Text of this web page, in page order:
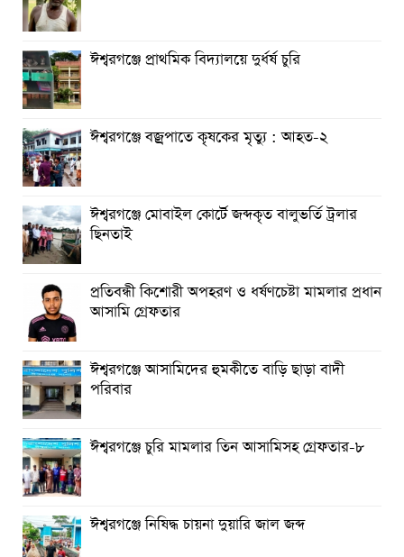
গণঅভ্যুত্থানের অর্জন আজ রাজনৈতিক মাফিয়া ও দুর্বৃত্তায়নের
খপ্পরে : আবু হাসান টিপু
রাঙামাটিতে “ফিরে দেখা রক্তঝরা জুলাই-আগস্ট প্রত্যাশা আর প্রাপ্তি
শীর্ষক “কথকতা” অনুষ্ঠান অনুষ্ঠিত
ছুটির রাতে খোলা ভূমি অফিস, ভেতরে তহশিলদার
ঈশ্বরগঞ্জে প্রাথমিক বিদ্যালয়ে দুর্ধর্ষ চুরি
ঈশ্বরগঞ্জে বজ্রপাতে কৃষকের মৃত্যু : আহত-২
ঈশ্বরগঞ্জে মোবাইল কোর্টে জব্দকৃত বালুভর্তি ট্রলার
ছিনতাই
প্রতিবন্ধী কিশোরী অপহরণ ও ধর্ষণচেষ্টা মামলার প্রধান
আসামি গ্রেফতার
ঈশ্বরগঞ্জে আসামিদের হুমকীতে বাড়ি ছাড়া বাদী
পরিবার
ঈশ্বরগঞ্জে চুরি মামলার তিন আসামিসহ গ্রেফতার-৮
ঈশ্বরগঞ্জে নিষিদ্ধ চায়না দুয়ারি জাল জব্দ